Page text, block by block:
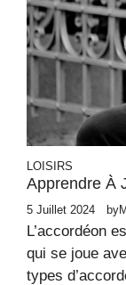
LOISIRS
Apprendre À
5 Juillet 2024 by
L’accordéon
qui se joue
types